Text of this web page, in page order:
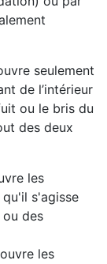
seulement
de l’intérieur
ou le bris du
des deux
les
s'agisse
des
les